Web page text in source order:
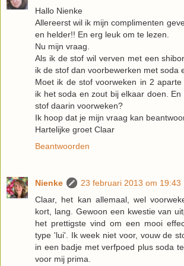
Hallo Nienke
Allereerst wil ik mijn complimenten
en helder!! En erg leuk om te lezen.
Nu mijn vraag.
Als ik de stof wil verven met een
ik de stof dan voorbewerken met soda
Moet ik de stof voorweken in 2
ik het soda en zout bij elkaar doen.
stof daarin voorweken?
Ik hoop dat je mijn vraag kan
Hartelijke groet Claar
Beantwoorden
Nienke
23 februari 2013 om 19:43
Claar, het kan allemaal, wel
kort, lang. Gewoon een kwestie van
het prettigste vind om een mooi
type 'lui'. Ik week niet voor, vouw de
in een badje met verfpoed plus soda
voor mij prima.